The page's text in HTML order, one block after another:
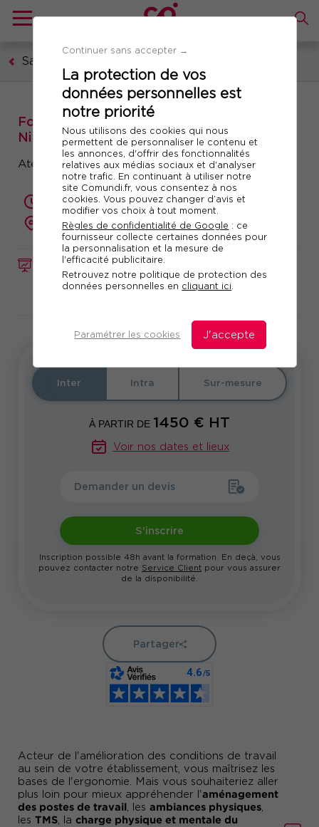
Continuer sans accepter →
La protection de vos
données personnelles est
notre priorité
Nous utilisons des cookies qui nous
permettent de personnaliser le contenu et
les annonces, d'offrir des fonctionnalités
relatives aux médias sociaux et d'analyser
notre trafic. En continuant à utiliser notre
site Comundi.fr, vous consentez à nos
cookies. Vous pouvez changer d’avis et
modifier vos choix à tout moment.
Règles de confidentialité de Google : ce
fournisseur collecte certaines données pour
la personnalisation et la mesure de
l'efficacité publicitaire.
Retrouvez notre politique de protection des
données personnelles en cliquant ici.
Paramétrer les cookies J'accepte
Santé et sécurité au travail
FORMATION Réf. 10961
Télécharger le programme
Formation : Ergonomie pour non ergonome
Niveau 2
Ateliers pratiques & approfondissement
2 jours (14 heures)
présentiel ou à distance
Acteur de l'amélioration des conditions de travail
au sein de votre établissement, vous maîtrisez les
bases de l'ergonomie. Mais vous souhaiteriez aller
plus loin pour mieux appréhender l'aménagement
des postes de travail, les ambiances physiques,
les TMS, la charge physique et mentale du
Inter Intra Sur-mesure
À PARTIR DE 1450 € HT
Voir nos dates et lieux
Demander un devis
S'inscrire
Inscription possible 48h avant la formation. En deçà, vous
pouvez contacter notre Service Client pour vous assurer
de la disponibilité.
Partager